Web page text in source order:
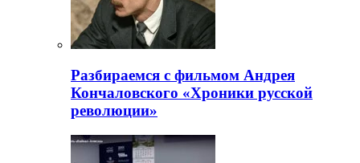
Разбираемся с фильмом Андрея
Кончаловского «Хроники русской
революции»